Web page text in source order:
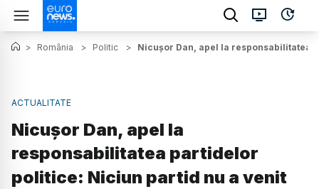
> România > Politic > Nicușor Dan, apel la responsabilitatea
ACTUALITATE
Nicușor Dan, apel la
responsabilitatea partidelor
politice: Niciun partid nu a venit